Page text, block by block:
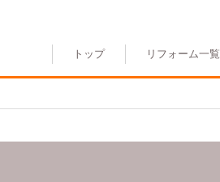
トップ リフォーム一覧